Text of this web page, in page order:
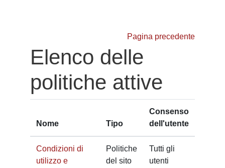
Pagina precedente
Elenco delle
politiche attive
Nome Tipo
Consenso
dell'utente
Condizioni di
utilizzo e
Politiche
del sito
Tutti gli
utenti